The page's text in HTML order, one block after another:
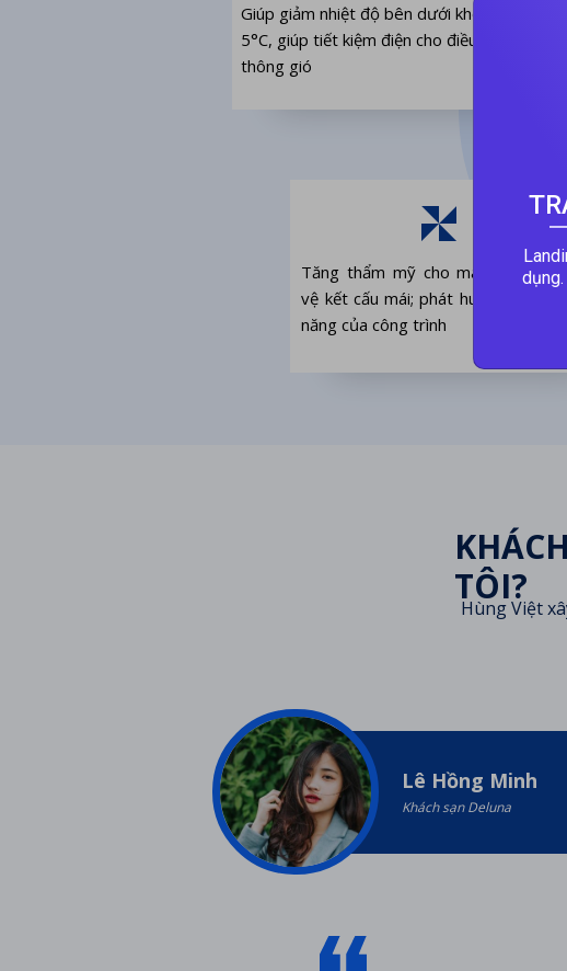
Giúp giảm nhiệt độ bên dưới khoảng
5°C, giúp tiết kiệm điện cho điều hòa
thông gió
Tăng thẩm mỹ cho mái nhà và
vệ kết cấu mái; phát huy tối đa công
năng của công trình
Khách sạn Deluna
Lê Hồng Minh
Hùng Việt
TÔI?